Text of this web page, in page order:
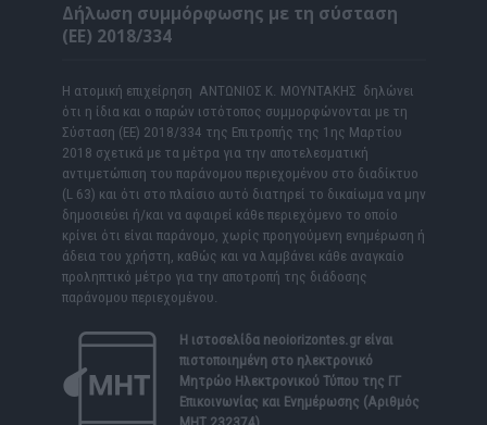
Δήλωση συμμόρφωσης με τη σύσταση
(ΕΕ) 2018/334
Η ατομική επιχείρηση ΑΝΤΩΝΙΟΣ Κ. ΜΟΥΝΤΑΚΗΣ δηλώνει
ότι η ίδια και ο παρών ιστότοπος συμμορφώνονται με τη
Σύσταση (ΕΕ) 2018/334 της Επιτροπής της 1ης Μαρτίου
2018 σχετικά με τα μέτρα για την αποτελεσματική
αντιμετώπιση του παράνομου περιεχομένου στο διαδίκτυο
(L 63) και ότι στο πλαίσιο αυτό διατηρεί το δικαίωμα να μην
δημοσιεύει ή/και να αφαιρεί κάθε περιεχόμενο το οποίο
κρίνει ότι είναι παράνομο, χωρίς προηγούμενη ενημέρωση ή
άδεια του χρήστη, καθώς και να λαμβάνει κάθε αναγκαίο
προληπτικό μέτρο για την αποτροπή της διάδοσης
παράνομου περιεχομένου.
Η ιστοσελίδα neoiorizontes.grείναι
πιστοποιημένη στο ηλεκτρονικό
Μητρώο Ηλεκτρονικού Τύπου της ΓΓ
Επικοινωνίας και Ενημέρωσης (Αριθμός